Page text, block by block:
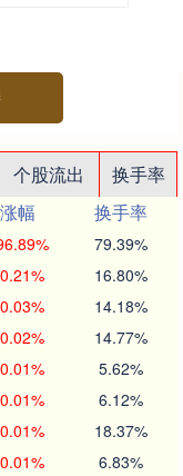
个股流出
换手率
涨幅
换手率
79.39%
16.80%
14.18%
14.77%
5.62%
6.12%
18.37%
6.83%